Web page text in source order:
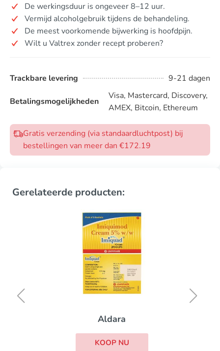
De werkingsduur is ongeveer 8–12 uur.
Vermijd alcoholgebruik tijdens de behandeling.
De meest voorkomende bijwerking is hoofdpijn.
Wilt u Valtrex zonder recept proberen?
Trackbare levering 9-21 dagen
Betalingsmogelijkheden
Visa, Mastercard, Discovery,
AMEX, Bitcoin, Ethereum
Gratis verzending (via standaardluchtpost) bij
bestellingen van meer dan €172.19
Gerelateerde producten:
Aldara
KOOP NU